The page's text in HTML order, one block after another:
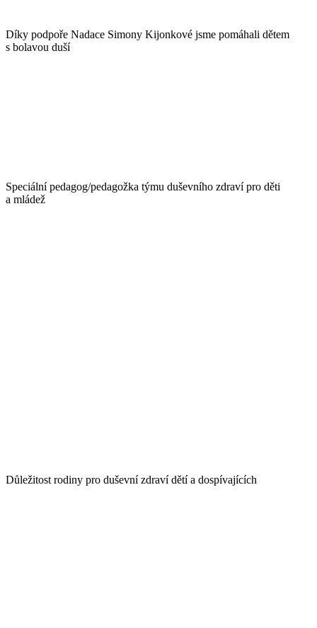
Díky podpoře Nadace Simony Kijonkové jsme pomáhali dětem
s bolavou duší
Speciální pedagog/pedagožka týmu duševního zdraví pro děti
a mládež
Důležitost rodiny pro duševní zdraví dětí a dospívajících